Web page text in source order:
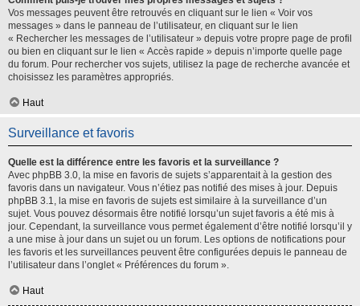
Vos messages peuvent être retrouvés en cliquant sur le lien « Voir vos
messages » dans le panneau de l’utilisateur, en cliquant sur le lien
« Rechercher les messages de l’utilisateur » depuis votre propre page de profil
ou bien en cliquant sur le lien « Accès rapide » depuis n’importe quelle page
du forum. Pour rechercher vos sujets, utilisez la page de recherche avancée et
choisissez les paramètres appropriés.
Haut
Surveillance et favoris
Quelle est la différence entre les favoris et la surveillance ?
Avec phpBB 3.0, la mise en favoris de sujets s’apparentait à la gestion des
favoris dans un navigateur. Vous n’étiez pas notifié des mises à jour. Depuis
phpBB 3.1, la mise en favoris de sujets est similaire à la surveillance d’un
sujet. Vous pouvez désormais être notifié lorsqu’un sujet favoris a été mis à
jour. Cependant, la surveillance vous permet également d’être notifié lorsqu’il y
a une mise à jour dans un sujet ou un forum. Les options de notifications pour
les favoris et les surveillances peuvent être configurées depuis le panneau de
l’utilisateur dans l’onglet « Préférences du forum ».
Haut